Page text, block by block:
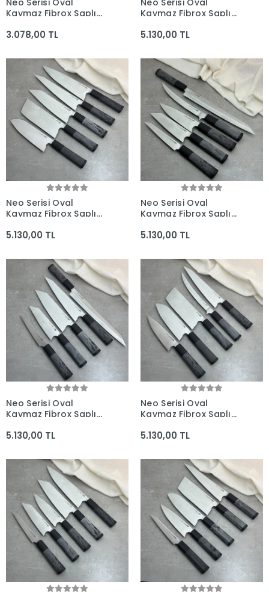
Neo Serisi Oval
Kaymaz Fibrox Saplı
(230mm, 225mm,
Yapımı Bıçaklar
3.078,00 TL
Neo Serisi Oval
Kaymaz Fibrox Saplı
180mm, 180mm,
Kocakaya El Yapımı
Bıçaklar
5.130,00 TL
Neo Serisi Oval
Kaymaz Fibrox Saplı
225mm, 205mm,
Kocakaya El Yapımı
5.130,00 TL
Neo Serisi Oval
Kaymaz Fibrox Saplı
210mm, 165mm,
Kocakaya El Yapımı
5.130,00 TL
Neo Serisi Oval
Kaymaz Fibrox Saplı
225mm, 205mm,
Kocakaya El Yapımı
5.130,00 TL
Neo Serisi Oval
Kaymaz Fibrox Saplı
210mm, 180mm,
Kocakaya El Yapımı
5.130,00 TL